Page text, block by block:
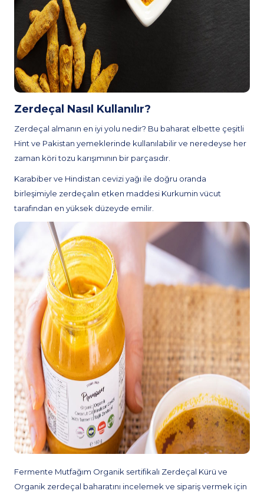
Zerdeçal Nasıl Kullanılır?
Zerdeçal almanın en iyi yolu nedir? Bu baharat elbette çeşitli
Hint ve Pakistan yemeklerinde kullanılabilir ve neredeyse her
zaman köri tozu karışımının bir parçasıdır.
Karabiber ve Hindistan cevizi yağı ile doğru oranda
birleşimiyle zerdeçalın etken maddesi Kurkumin vücut
tarafından en yüksek düzeyde emilir.
Fermente Mutfağım Organik sertifikalı Zerdeçal Kürü ve
Organik zerdeçal baharatını incelemek ve sipariş vermek için